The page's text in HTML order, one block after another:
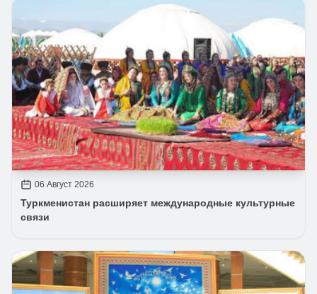
06 Август 2026
Туркменистан расширяет международные культурные
связи